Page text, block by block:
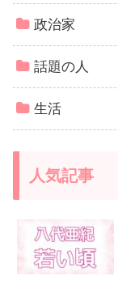
政治家
話題の人
生活
人気記事